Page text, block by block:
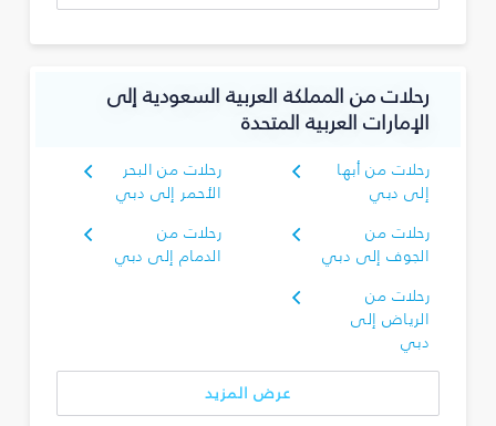
رحلات من المملكة العربية السعودية إلى
الإمارات العربية المتحدة
رحلات من أبها
إلى دبي
رحلات من البحر
الأحمر إلى دبي
رحلات من
الجوف إلى دبي
رحلات من
الدمام إلى دبي
رحلات من
الرياض إلى
دبي
عرض المزيد